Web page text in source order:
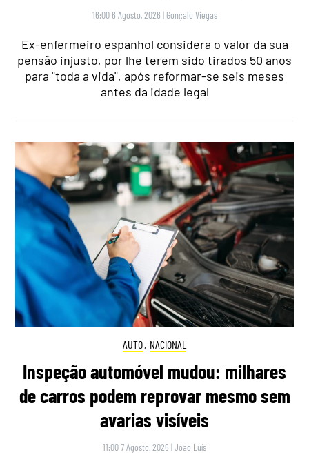
16:00 6 Agosto, 2026 | Gonçalo Viegas
Ex-enfermeiro espanhol considera o valor da sua
pensão injusto, por lhe terem sido tirados 50 anos
para "toda a vida", após reformar-se seis meses
antes da idade legal
AUTO, NACIONAL
Inspeção automóvel mudou: milhares
de carros podem reprovar mesmo sem
avarias visíveis
11:00 7 Agosto, 2026 |João Luís